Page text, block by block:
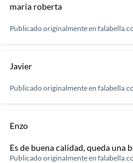
maria roberta
Publicado originalmente en
Javier
Publicado originalmente en
Enzo
Es de buena calidad, queda
Publicado originalmente en